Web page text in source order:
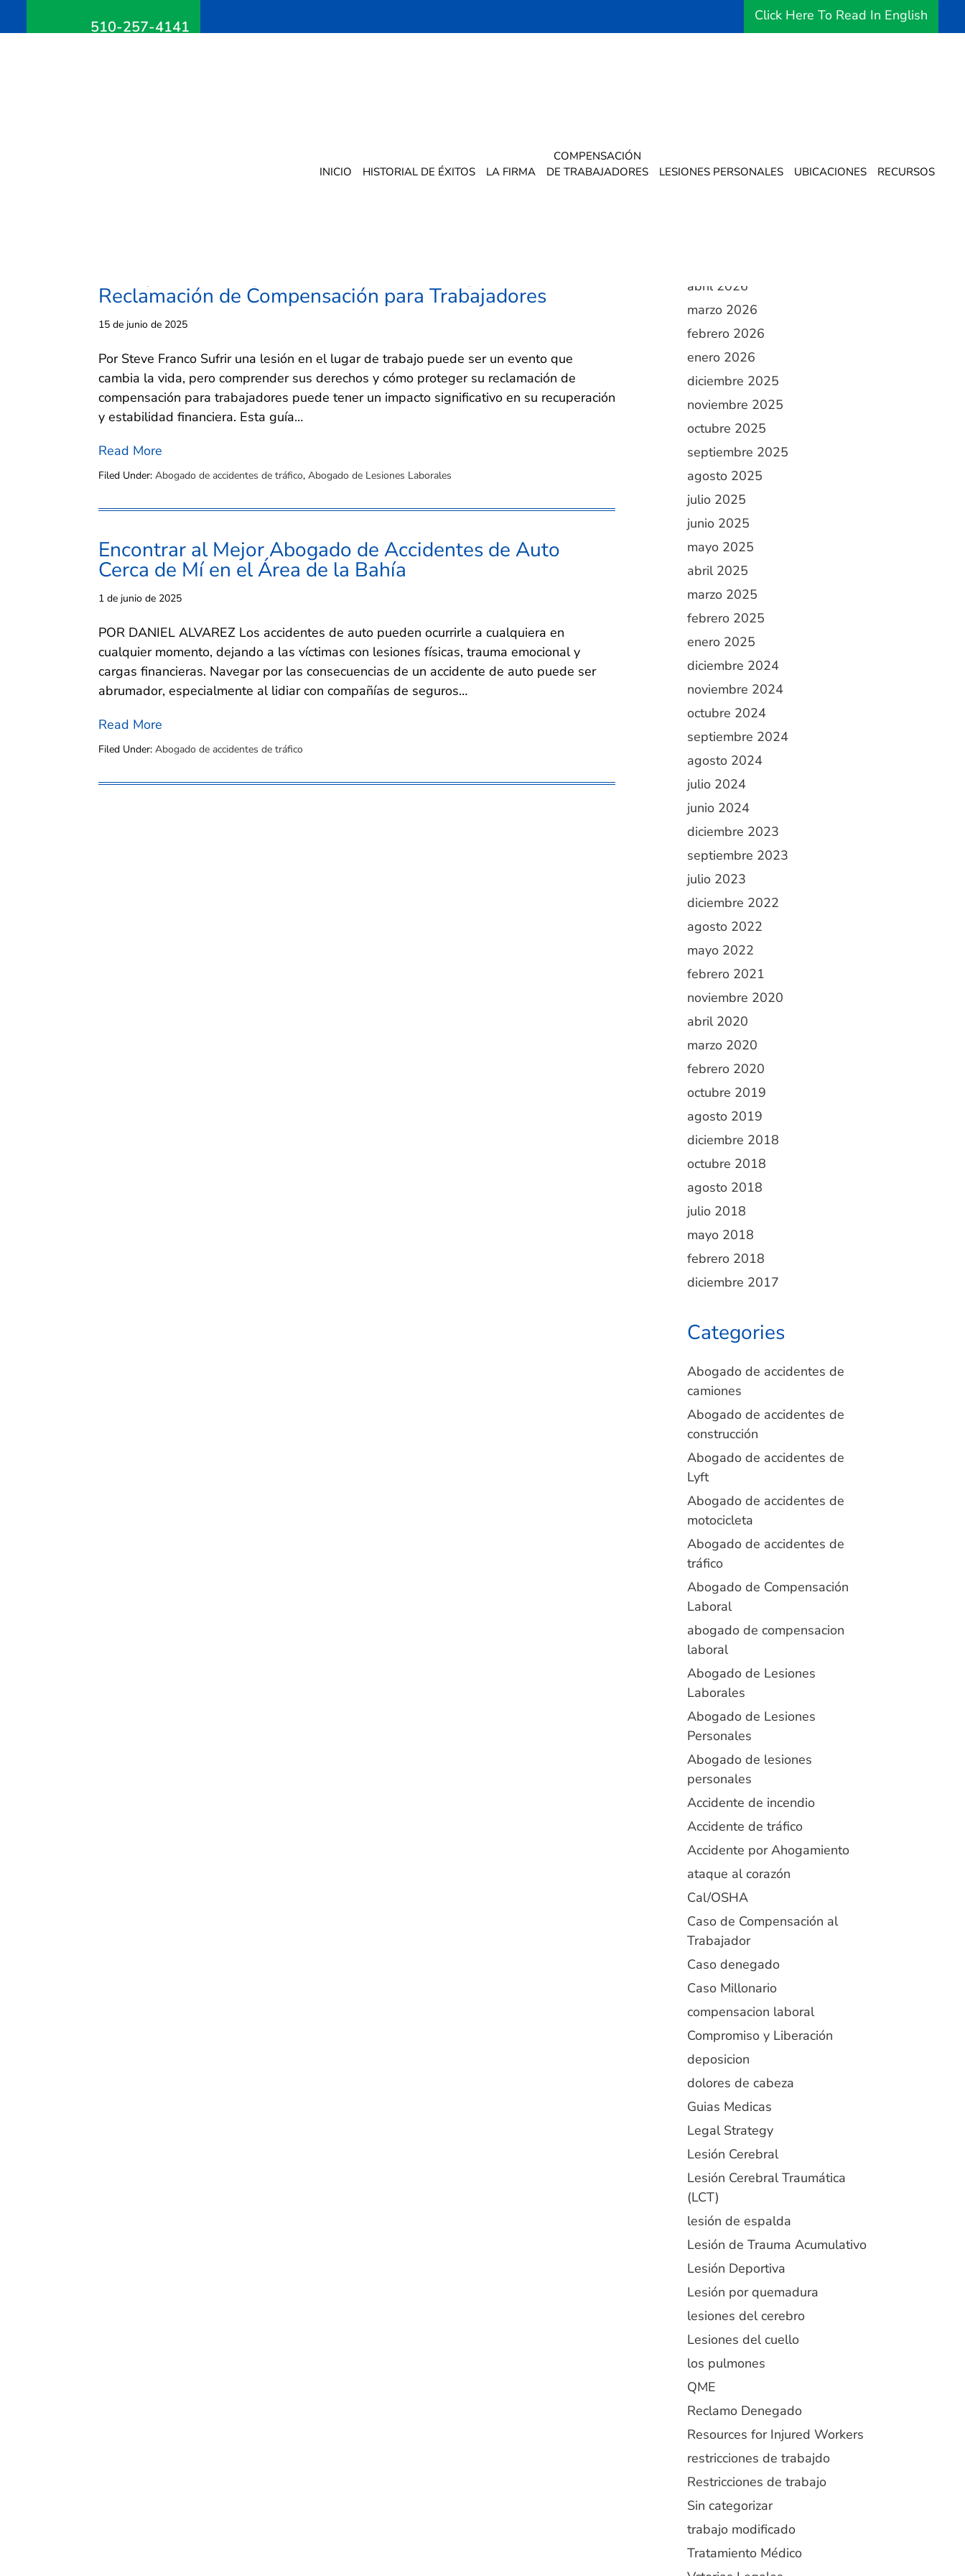
510-257-4141
Click Here To Read In English
INICIO HISTORIAL DE ÉXITOS LA FIRMA
COMPENSACIÓN
DE TRABAJADORES
LESIONES PERSONALES UBICACIONES RECURSOS
Archives for junio 2025
Reclamación de Compensación para Trabajadores
15 de junio de 2025
Por Steve Franco Sufrir una lesión en el lugar de trabajo puede ser un evento que
cambia la vida, pero comprender sus derechos y cómo proteger su reclamación de
compensación para trabajadores puede tener un impacto significativo en su recuperación
y estabilidad financiera. Esta guía…
Read More
Filed Under: Abogado de accidentes de tráfico, Abogado de Lesiones Laborales
Encontrar al Mejor Abogado de Accidentes de Auto
Cerca de Mí en el Área de la Bahía
1 de junio de 2025
POR DANIEL ALVAREZ Los accidentes de auto pueden ocurrirle a cualquiera en
cualquier momento, dejando a las víctimas con lesiones físicas, trauma emocional y
cargas financieras. Navegar por las consecuencias de un accidente de auto puede ser
abrumador, especialmente al lidiar con compañías de seguros…
Read More
Filed Under: Abogado de accidentes de tráfico
abril 2026
marzo 2026
febrero 2026
enero 2026
diciembre 2025
noviembre 2025
octubre 2025
septiembre 2025
agosto 2025
julio 2025
junio 2025
mayo 2025
abril 2025
marzo 2025
febrero 2025
enero 2025
diciembre 2024
noviembre 2024
octubre 2024
septiembre 2024
agosto 2024
julio 2024
junio 2024
diciembre 2023
septiembre 2023
julio 2023
diciembre 2022
agosto 2022
mayo 2022
febrero 2021
noviembre 2020
abril 2020
marzo 2020
febrero 2020
octubre 2019
agosto 2019
diciembre 2018
octubre 2018
agosto 2018
julio 2018
mayo 2018
febrero 2018
diciembre 2017
Categories
Abogado de accidentes de
camiones
Abogado de accidentes de
construcción
Abogado de accidentes de
Lyft
Abogado de accidentes de
motocicleta
Abogado de accidentes de
tráfico
Abogado de Compensación
Laboral
abogado de compensacion
laboral
Abogado de Lesiones
Laborales
Abogado de Lesiones
Personales
Abogado de lesiones
personales
Accidente de incendio
Accidente de tráfico
Accidente por Ahogamiento
ataque al corazón
Cal/OSHA
Caso de Compensación al
Trabajador
Caso denegado
Caso Millonario
compensacion laboral
Compromiso y Liberación
deposicion
dolores de cabeza
Guias Medicas
Legal Strategy
Lesión Cerebral
Lesión Cerebral Traumática
(LCT)
lesión de espalda
Lesión de Trauma Acumulativo
Lesión Deportiva
Lesión por quemadura
lesiones del cerebro
Lesiones del cuello
los pulmones
QME
Reclamo Denegado
Resources for Injured Workers
restricciones de trabajdo
Restricciones de trabajo
Sin categorizar
trabajo modificado
Tratamiento Médico